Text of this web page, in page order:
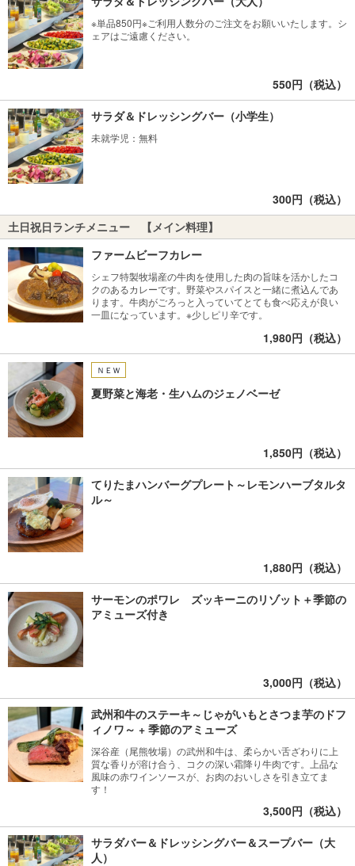
※単品850円※ご利用人数分のご注文をお願いいたします。シ
ェアはご遠慮ください。
550円（税込）
サラダ＆ドレッシングバー（小学生）
未就学児：無料
300円（税込）
土日祝日ランチメニュー 【メイン料理】
ファームビーフカレー
シェフ特製牧場産の牛肉を使用した肉の旨味を活かしたコ
クのあるカレーです。野菜やスパイスと一緒に煮込んであ
ります。牛肉がごろっと入っていてとても食べ応えが良い
一皿になっています。※少しピリ辛です。
1,980円（税込）
ＮＥＷ
夏野菜と海老・生ハムのジェノベーゼ
1,850円（税込）
てりたまハンバーグプレート～レモンハーブタルタ
ル～
1,880円（税込）
サーモンのポワレ ズッキーニのリゾット＋季節の
アミューズ付き
3,000円（税込）
武州和牛のステーキ～じゃがいもとさつま芋のドフ
ィノワ～ + 季節のアミューズ
深谷産（尾熊牧場）の武州和牛は、柔らかい舌ざわりに上
質な香りが溶け合う、コクの深い霜降り牛肉です。上品な
風味の赤ワインソースが、お肉のおいしさを引き立てま
す！
3,500円（税込）
サラダバー＆ドレッシングバー＆スープバー（大
人）